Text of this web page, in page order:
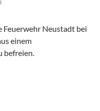
Feuerwehr Neustadt bei
einem
befreien.